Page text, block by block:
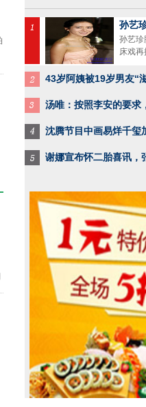
LISA不参加BLACKPINK十周
孙艺
孙艺珍
床戏再
43岁阿姨被19岁男友“
汤唯：按照李安的要求
沈腾节目中画易烊千玺
谢娜宣布怀二胎喜讯，
排球——U17女排世锦赛小组